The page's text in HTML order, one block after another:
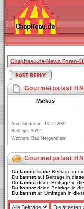
Chapiteau.de-News Foren-
Gourmetpalast
Markus
Anmeldedatum: 10.11.2007
Beiträge: 9592
Wohnort: Bad Mergentheim
Gourmetpalast
Du kannst keine Beiträge in
Du kannstauf Beiträge in
Du kannstdeine Beiträge in
Du kannstdeine Beiträge in
Du kannstan Umfragen in